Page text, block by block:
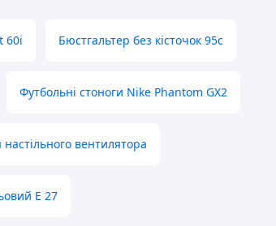
60i Бюстгальтер без кісточок 95с
Футбольні стоноги Nike Phantom GX2
вентилятора
E 27